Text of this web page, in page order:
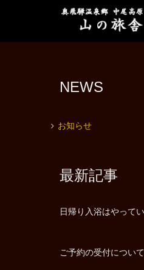
NEWS
お知らせ
最新記事
日帰り入浴はやって
ご予約の受付について